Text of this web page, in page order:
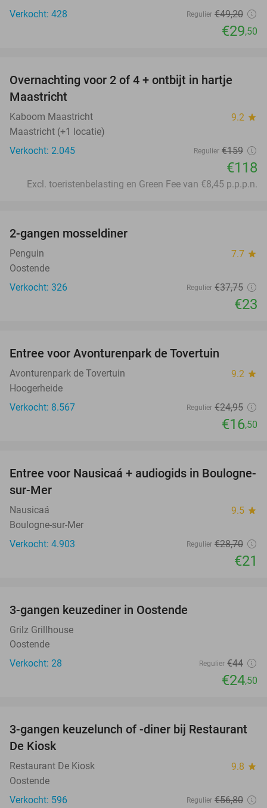
Verkocht: 428
Regulier €49,20
€29,50
26%
Overnachting voor 2 of 4 + ontbijt in hartje
Maastricht
Kaboom Maastricht 9.2 star
Maastricht (+1 locatie)
Verkocht: 2.045
Regulier €159
€118
Excl. toeristenbelasting en Green Fee van €8,45 p.p.p.n.
2-gangen mosseldiner
Penguin 7.7 star
Oostende
Verkocht: 326
Regulier €37,75
€23
Entree voor Avonturenpark de Tovertuin
Avonturenpark de Tovertuin 9.2 star
Hoogerheide
Verkocht: 8.567
Regulier €24,95
€16,50
27%
Entree voor Nausicaá + audiogids in Boulogne-
sur-Mer
Nausicaá 9.5 star
Boulogne-sur-Mer
Verkocht: 4.903
Regulier €28,70
€21
3-gangen keuzediner in Oostende
Grilz Grillhouse
Oostende
Verkocht: 28
Regulier €44
€24,50
49%
3-gangen keuzelunch of -diner bij Restaurant
De Kiosk
Restaurant De Kiosk 9.8 star
Oostende
Verkocht: 596
Regulier €56,80